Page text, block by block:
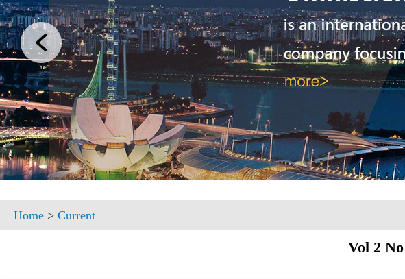
Home > Current
Vol 2